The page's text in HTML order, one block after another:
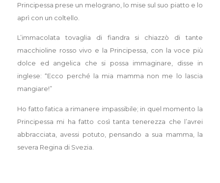
Principessa prese un melograno, lo mise sul suo piatto e lo
aprì con un coltello.
L’immacolata tovaglia di fiandra si chiazzò di tante
macchioline rosso vivo e la Principessa, con la voce più
dolce ed angelica che si possa immaginare, disse in
inglese: “Ecco perché la mia mamma non me lo lascia
mangiare!”
Ho fatto fatica a rimanere impassibile; in quel momento la
Principessa mi ha fatto così tanta tenerezza che l’avrei
abbracciata, avessi potuto, pensando a sua mamma, la
severa Regina di Svezia.